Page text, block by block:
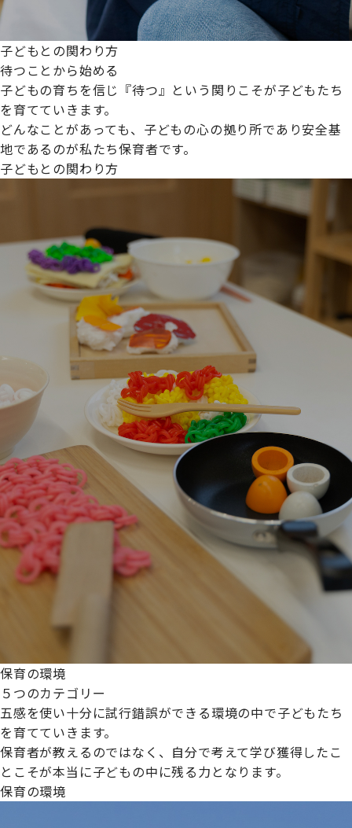
子どもとの関わり方
待つことから始める
子どもの育ちを信じ『待つ』という関りこそが子どもたち
を育てていきます。
どんなことがあっても、子どもの心の拠り所であり安全基
地であるのが私たち保育者です。
子どもとの関わり方
保育の環境
５つのカテゴリー
五感を使い十分に試行錯誤ができる環境の中で子どもたち
を育てていきます。
保育者が教えるのではなく、自分で考えて学び獲得したこ
とこそが本当に子どもの中に残る力となります。
保育の環境